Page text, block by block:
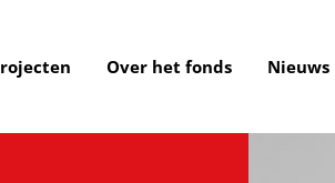
Over het fonds Nieuws